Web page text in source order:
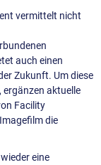
vermittelt nicht
auch einen
Zukunft. Um diese
aktuelle
Facility
die
eine